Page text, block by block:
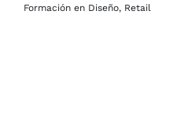
Formación en Diseño, Retail